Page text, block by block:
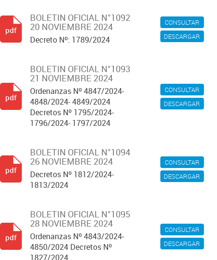
CONSULTAR
DESCARGAR
BOLETIN OFICIAL N°1092
20 NOVIEMBRE 2024
Decreto Nº: 1789/2024
pdf
CONSULTAR
DESCARGAR
BOLETIN OFICIAL N°1093
21 NOVIEMBRE 2024
Ordenanzas Nº 4847/2024-
4848/2024- 4849/2024
Decretos Nº 1795/2024-
1796/2024- 1797/2024
pdf
CONSULTAR
DESCARGAR
BOLETIN OFICIAL N°1094
26 NOVIEMBRE 2024
Decretos Nº 1812/2024-
1813/2024
pdf
CONSULTAR
DESCARGAR
BOLETIN OFICIAL N°1095
28 NOVIEMBRE 2024
Ordenanzas Nº 4843/2024-
4850/2024 Decretos Nº
1827/2024
pdf